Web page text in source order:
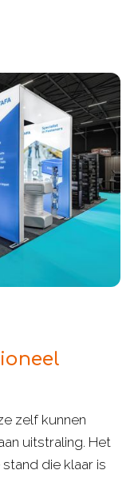
zelf kunnen
uitstraling. Het
die klaar is